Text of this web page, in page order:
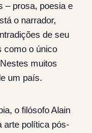
– prosa, poesia e
o narrador,
de seu
como o único
muitos
um país.
o filósofo Alain
arte política pós-